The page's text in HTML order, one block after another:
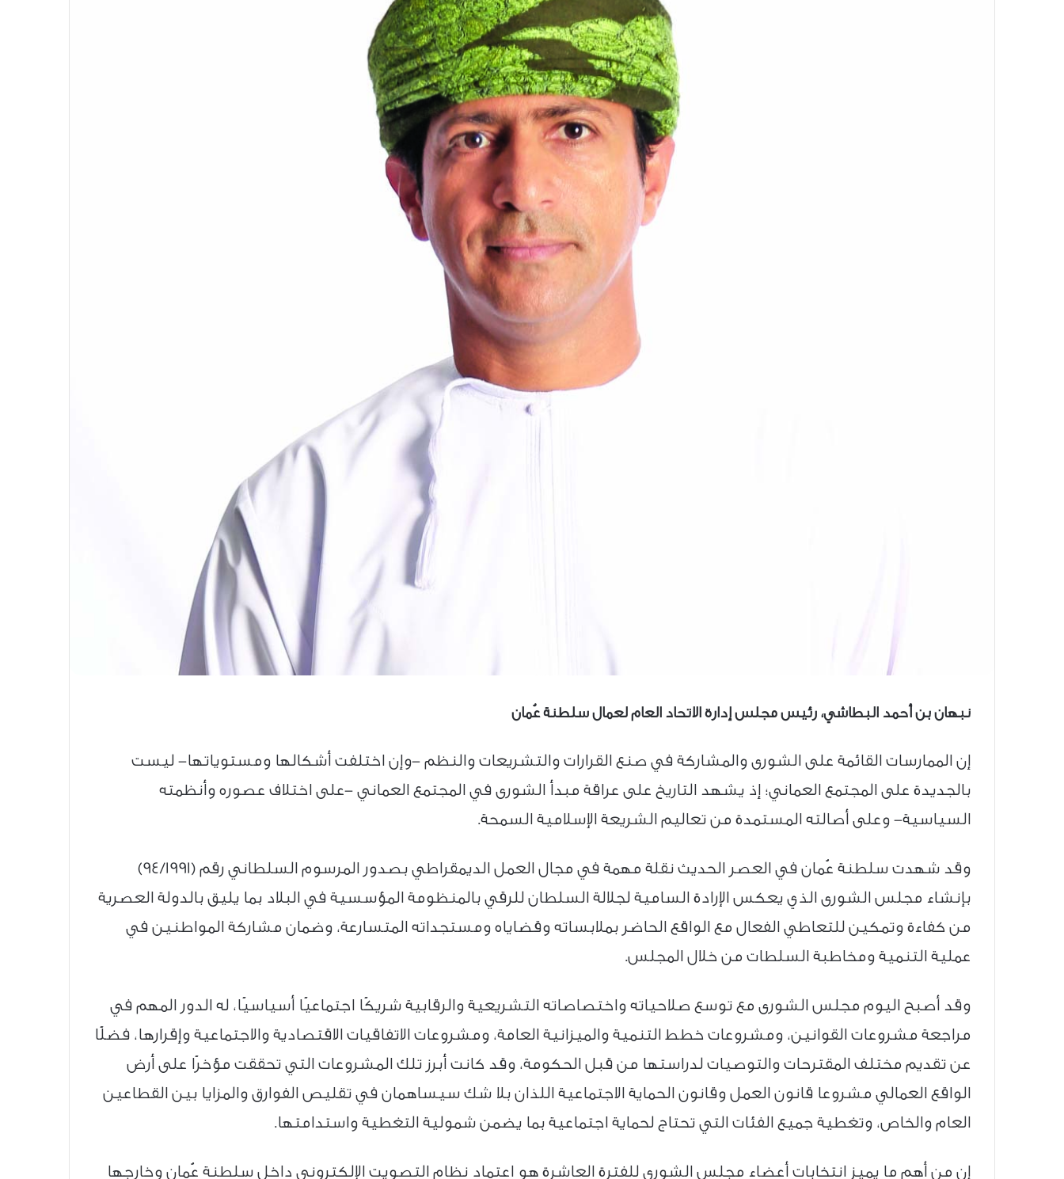
نبهان بن أحمد البطاشي، رئيس مجلس إدارة الاتحاد العام لعمال سلطنة عُمان
إن الممارسات القائمة على الشورى والمشاركة في صنع القرارات والتشريعات والنظم -وإن اختلفت أشكالها ومستوياتها- ليست
بالجديدة على المجتمع العماني؛ إذ يشهد التاريخ على عراقة مبدأ الشورى في المجتمع العماني -على اختلاف عصوره وأنظمته
السياسية- وعلى أصالته المستمدة من تعاليم الشريعة الإسلامية السمحة.
وقد شهدت سلطنة عُمان في العصر الحديث نقلة مهمة في مجال العمل الديمقراطي بصدور المرسوم السلطاني رقم (94/1991)
بإنشاء مجلس الشورى الذي يعكس الإرادة السامية لجلالة السلطان للرقي بالمنظومة المؤسسية في البلاد بما يليق بالدولة العصرية
من كفاءة وتمكين للتعاطي الفعال مع الواقع الحاضر بملابساته وقضاياه ومستجداته المتسارعة، وضمان مشاركة المواطنين في
عملية التنمية ومخاطبة السلطات من خلال المجلس.
وقد أصبح اليوم مجلس الشورى مع توسع صلاحياته واختصاصاته التشريعية والرقابية شريكًا اجتماعيًا أسياسيًا، له الدور المهم في
مراجعة مشروعات القوانين، ومشروعات خطط التنمية والميزانية العامة، ومشروعات الاتفاقيات الاقتصادية والاجتماعية وإقرارها، فضلًا
عن تقديم مختلف المقترحات والتوصيات لدراستها من قبل الحكومة، وقد كانت أبرز تلك المشروعات التي تحققت مؤخرًا على أرض
الواقع العمالي مشروعا قانون العمل وقانون الحماية الاجتماعية اللذان بلا شك سيساهمان في تقليص الفوارق والمزايا بين القطاعين
العام والخاص، وتغطية جميع الفئات التي تحتاج لحماية اجتماعية بما يضمن شمولية التغطية واستدامتها.
إن من أهم ما يميز انتخابات أعضاء مجلس الشورى للفترة العاشرة هو اعتماد نظام التصويت الإلكتروني داخل سلطنة عُمان وخارجها